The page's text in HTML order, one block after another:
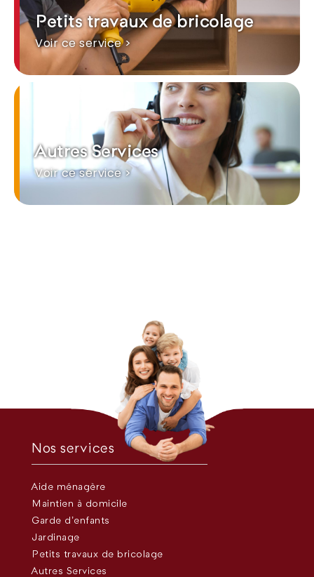
Petits travaux de bricolage
Voir ce service >
Autres Services
Voir ce service >
Nos services
Aide ménagère
Maintien à domicile
Garde d’enfants
Jardinage
Petits travaux de bricolage
Autres Services